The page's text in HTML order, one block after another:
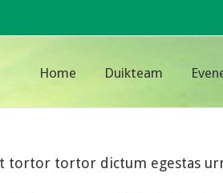
Home Duikteam
tortor tortor dictum egestas